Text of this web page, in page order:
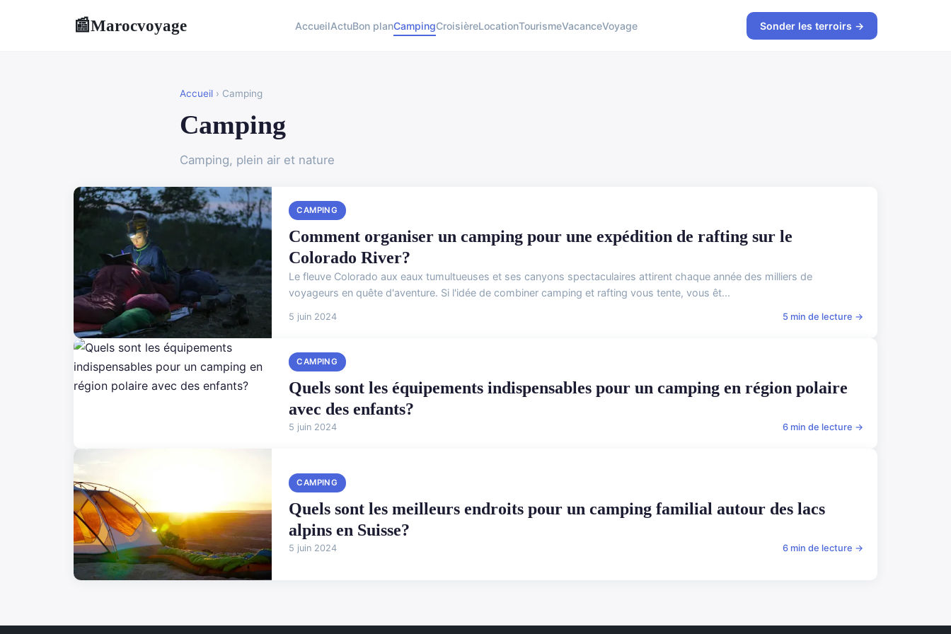
📰Marocvoyage AccueilActuBon planCampingCroisièreLocationTourismeVacanceVoyage Sonder les terroirs →
Accueil › Camping
Camping
Camping, plein air et nature
CAMPING
Comment organiser un camping pour une expédition de rafting sur le
Colorado River?
Le fleuve Colorado aux eaux tumultueuses et ses canyons spectaculaires attirent chaque année des milliers de
voyageurs en quête d'aventure. Si l'idée de combiner camping et rafting vous tente, vous êt...
5 juin 2024 5 min de lecture →
CAMPING
Quels sont les équipements indispensables pour un camping en région polaire
avec des enfants?
5 juin 2024 6 min de lecture →
CAMPING
Quels sont les meilleurs endroits pour un camping familial autour des lacs
alpins en Suisse?
5 juin 2024 6 min de lecture →